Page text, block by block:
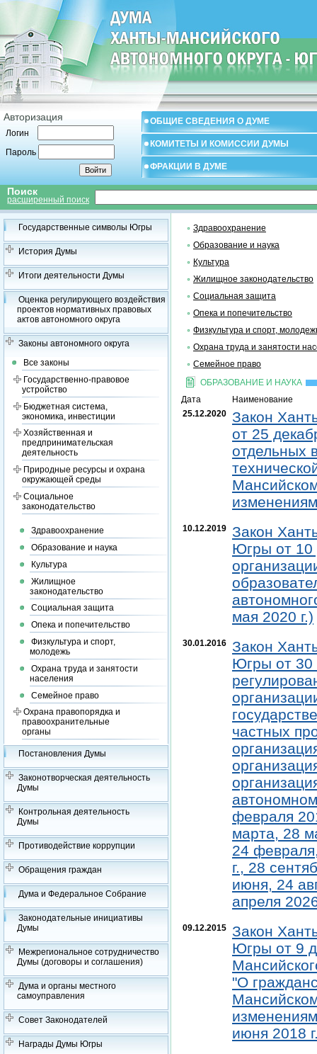
Авторизация
Логин
Пароль
ОБЩИЕ СВЕДЕНИЯ О ДУМЕ
КОМИТЕТЫ И КОМИССИИ ДУМЫ
ФРАКЦИИ В ДУМЕ
Поиск
расширенный поиск
Государственные символы Югры
История Думы
Итоги деятельности Думы
Оценка регулирующего воздействия
проектов нормативных правовых
актов автономного округа
Законы автономного округа
Все законы
Государственно-правовое
устройство
Бюджетная система,
экономика, инвестиции
Хозяйственная и
предпринимательская
деятельность
Природные ресурсы и охрана
окружающей среды
Социальное
законодательство
Здравоохранение
Образование и наука
Культура
Жилищное
законодательство
Социальная защита
Опека и попечительство
Физкультура и спорт,
молодежь
Охрана труда и занятости
населения
Семейное право
Охрана правопорядка и
правоохранительные
органы
Постановления Думы
Законотворческая деятельность
Думы
Контрольная деятельность
Думы
Противодействие коррупции
Обращения граждан
Дума и Федеральное Собрание
Законодательные инициативы
Думы
Межрегиональное сотрудничество
Думы (договоры и соглашения)
Дума и органы местного
самоуправления
Совет Законодателей
Награды Думы Югры
Здравоохранение
Образование и наука
Культура
Жилищное законодательство
Социальная защита
Опека и попечительство
Физкультура и спорт,
Охрана труда и занятости
Семейное право
ОБРАЗОВАНИЕ И НАУКА
Дата
Наименование
25.12.2020
Закон
от 25
отдельных
10.12.2019
Закон
Югры от 10
мая 2020 г.)
30.01.2016
Закон
Югры от 30
частных
февраля
марта, 28
24
г., 28
июня, 24
апреля
09.12.2015
Закон
Югры от 9
"О
июня 2018